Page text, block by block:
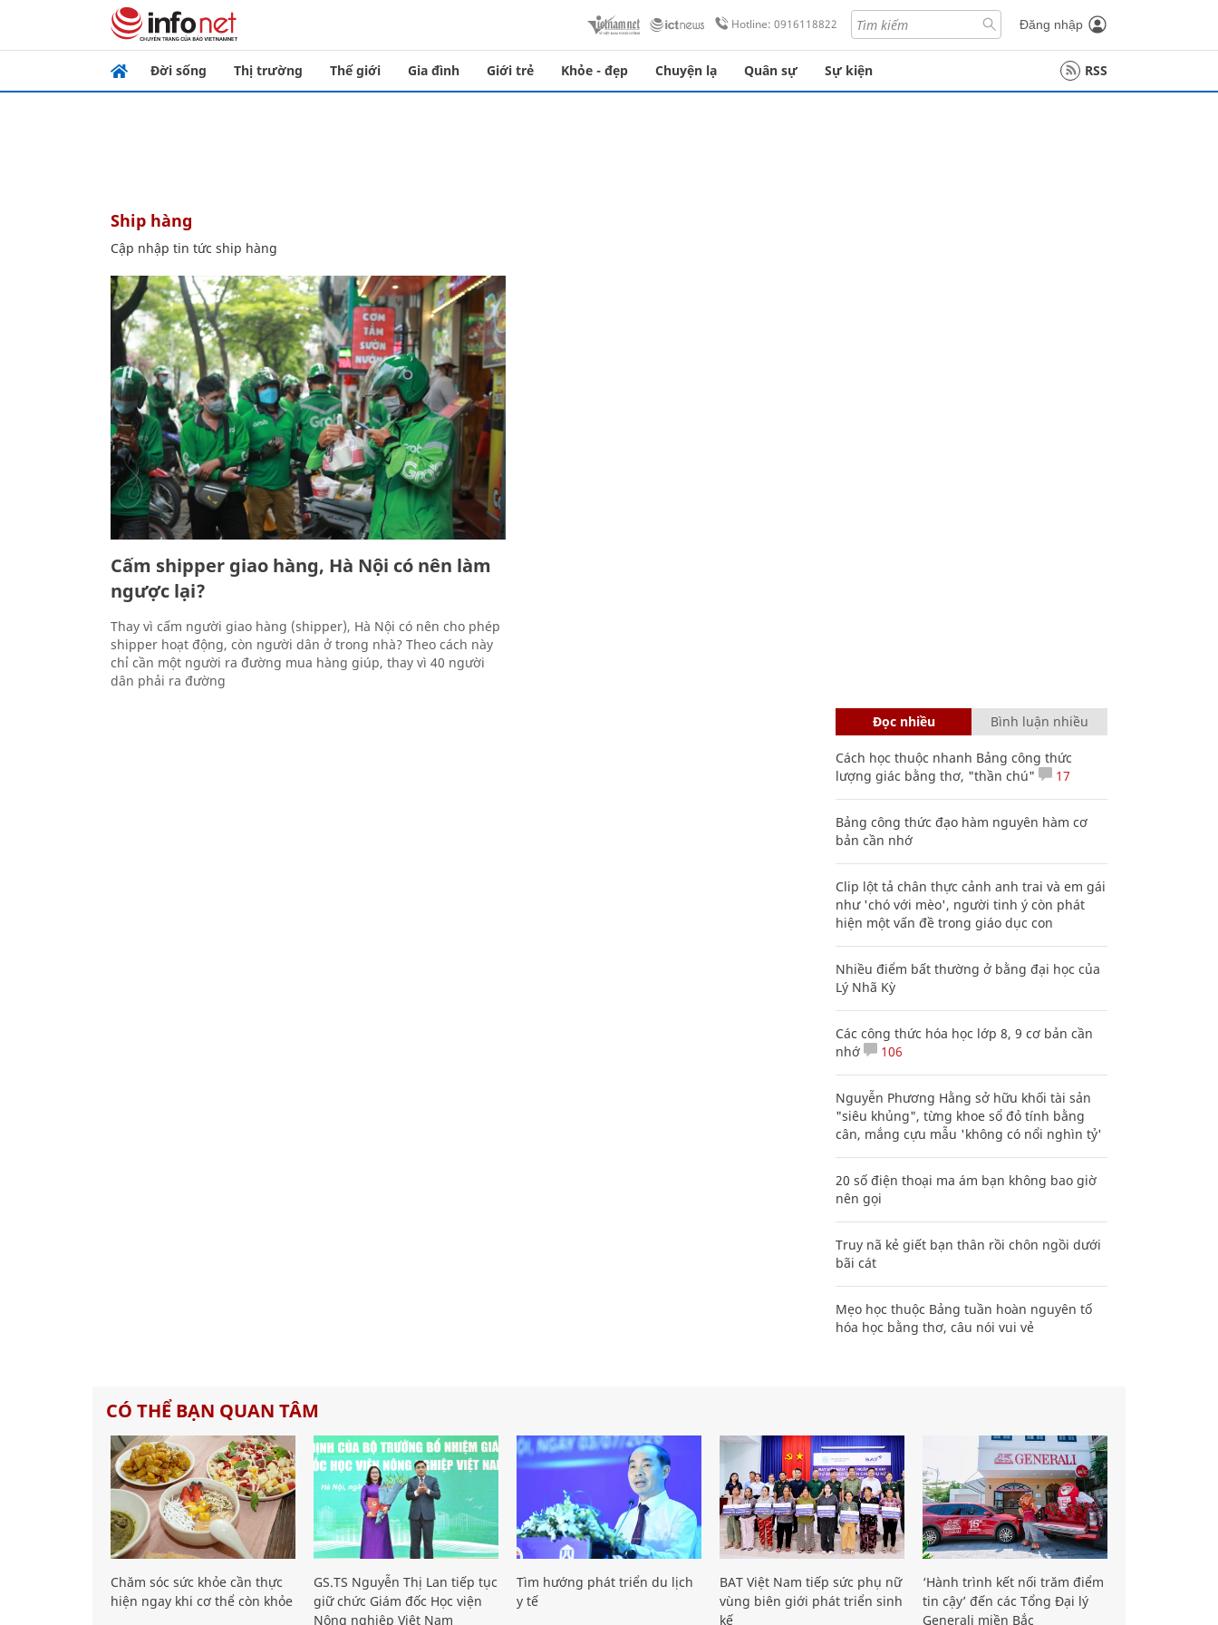
Hotline: 0916118822 Đăng nhập
Đời sống Thị trường Thế giới Gia đình Giới trẻ Khỏe - đẹp Chuyện lạ Quân sự Sự kiện RSS
ship hàng
Cập nhập tin tức ship hàng
Cấm shipper giao hàng, Hà Nội có nên làm
ngược lại?
Thay vì cấm người giao hàng (shipper), Hà Nội có nên cho phép
shipper hoạt động, còn người dân ở trong nhà? Theo cách này
chỉ cần một người ra đường mua hàng giúp, thay vì 40 người
dân phải ra đường
Đọc nhiều Bình luận nhiều
Cách học thuộc nhanh Bảng công thức
lượng giác bằng thơ, "thần chú"
17
Bảng công thức đạo hàm nguyên hàm cơ
bản cần nhớ
Clip lột tả chân thực cảnh anh trai và em gái
như 'chó với mèo', người tinh ý còn phát
hiện một vấn đề trong giáo dục con
Nhiều điểm bất thường ở bằng đại học của
Lý Nhã Kỳ
Các công thức hóa học lớp 8, 9 cơ bản cần
nhớ
106
Nguyễn Phương Hằng sở hữu khối tài sản
"siêu khủng", từng khoe sổ đỏ tính bằng
cân, mắng cựu mẫu 'không có nổi nghìn tỷ'
20 số điện thoại ma ám bạn không bao giờ
nên gọi
Truy nã kẻ giết bạn thân rồi chôn ngồi dưới
bãi cát
Mẹo học thuộc Bảng tuần hoàn nguyên tố
hóa học bằng thơ, câu nói vui vẻ
CÓ THỂ BẠN QUAN TÂM
Chăm sóc sức khỏe cần thực
hiện ngay khi cơ thể còn khỏe
GS.TS Nguyễn Thị Lan tiếp tục
giữ chức Giám đốc Học viện
Nông nghiệp Việt Nam
Tìm hướng phát triển du lịch
y tế
BAT Việt Nam tiếp sức phụ nữ
vùng biên giới phát triển sinh
kế
‘Hành trình kết nối trăm điểm
tin cậy’ đến các Tổng Đại lý
Generali miền Bắc